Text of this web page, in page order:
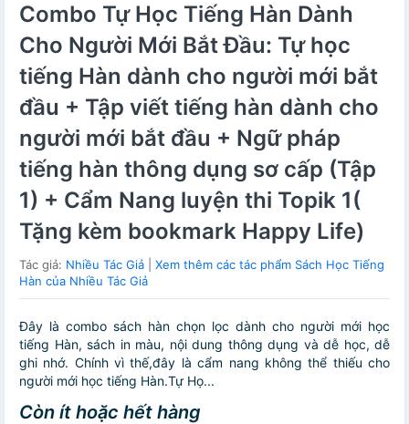
Combo Tự Học Tiếng Hàn Dành
Cho Người Mới Bắt Đầu: Tự học
tiếng Hàn dành cho người mới bắt
đầu + Tập viết tiếng hàn dành cho
người mới bắt đầu + Ngữ pháp
tiếng hàn thông dụng sơ cấp (Tập
1) + Cẩm Nang luyện thi Topik 1(
Tặng kèm bookmark Happy Life)
Tác giả: Nhiều Tác Giả
Xem thêm các tác phẩm Sách Học Tiếng
Hàn của Nhiều Tác Giả
Đây là combo sách hàn chọn lọc dành cho người mới học
tiếng Hàn, sách in màu, nội dung thông dụng và dễ học, dễ
ghi nhớ. Chính vì thế,đây là cẩm nang không thể thiếu cho
người mới học tiếng Hàn.Tự Họ...
Còn ít hoặc hết hàng